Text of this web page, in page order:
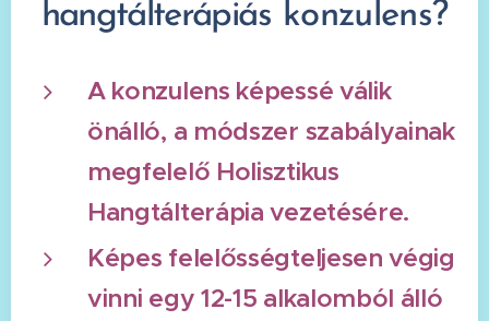
hangtálterápiás konzulens?
A konzulens képessé válik
önálló, a módszer szabályainak
megfelelő Holisztikus
Hangtálterápia vezetésére.
Képes felelősségteljesen végig
vinni egy 12-15 alkalomból álló